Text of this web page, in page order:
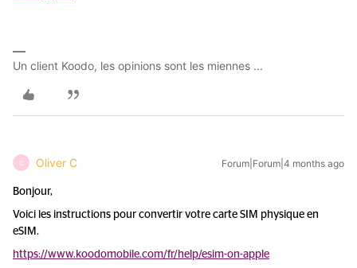
Un client Koodo, les opinions sont les miennes ...
O Oliver C Forum|Forum|4 months ago
Bonjour,
Voici les instructions pour convertir votre carte SIM physique en
eSIM.
https://www.koodomobile.com/fr/help/esim-on-apple